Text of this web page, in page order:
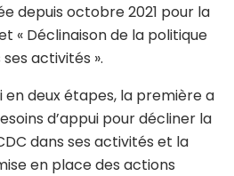
depuis octobre 2021 pour la
« Déclinaison de la politique
activités ».
deux étapes, la première a
d’appui pour décliner la
dans ses activités et la
en place des actions